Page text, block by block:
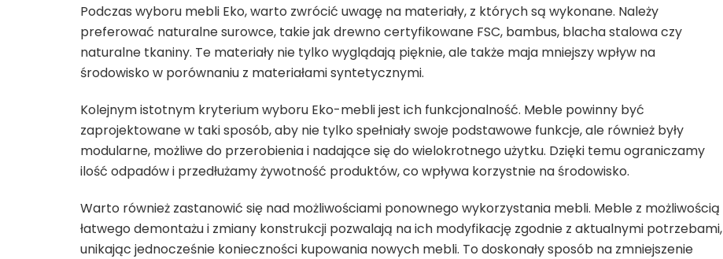
Podczas wyboru mebli Eko, warto zwrócić uwagę na materiały, z których są wykonane. Należy
preferować naturalne surowce, takie jak drewno certyfikowane FSC, bambus, blacha stalowa czy
naturalne tkaniny. Te materiały nie tylko wyglądają pięknie, ale także maja mniejszy wpływ na
środowisko w porównaniu z materiałami syntetycznymi.
Kolejnym istotnym kryterium wyboru Eko-mebli jest ich funkcjonalność. Meble powinny być
zaprojektowane w taki sposób, aby nie tylko spełniały swoje podstawowe funkcje, ale również były
modularne, możliwe do przerobienia i nadające się do wielokrotnego użytku. Dzięki temu ograniczamy
ilość odpadów i przedłużamy żywotność produktów, co wpływa korzystnie na środowisko.
Warto również zastanowić się nad możliwościami ponownego wykorzystania mebli. Meble z możliwością
łatwego demontażu i zmiany konstrukcji pozwalają na ich modyfikację zgodnie z aktualnymi potrzebami,
unikając jednocześnie konieczności kupowania nowych mebli. To doskonały sposób na zmniejszenie